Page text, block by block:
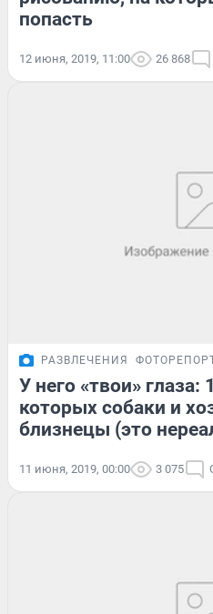
попасть
12 июня, 2019, 11:00 26 868
РАЗВЛЕЧЕНИЯ
У него «твои» глаза:
которых собаки и
близнецы (это
11 июня, 2019, 00:00 3 075